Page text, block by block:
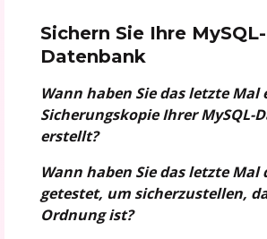
Sichern Sie Ihre MySQL-
Datenbank
Wann haben Sie das letzte Mal
Sicherungskopie Ihrer MySQL-
erstellt?
Wann haben Sie das letzte Mal
getestet, um sicherzustellen,
Ordnung ist?